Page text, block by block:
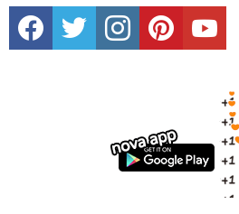
facebooktwitter instagrampinterest